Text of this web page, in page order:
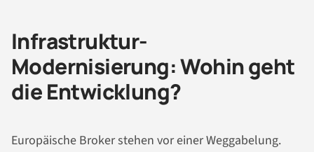
Infrastruktur-
Modernisierung: Wohin geht
die Entwicklung?
Europäische Broker stehen vor einer Weggabelung.